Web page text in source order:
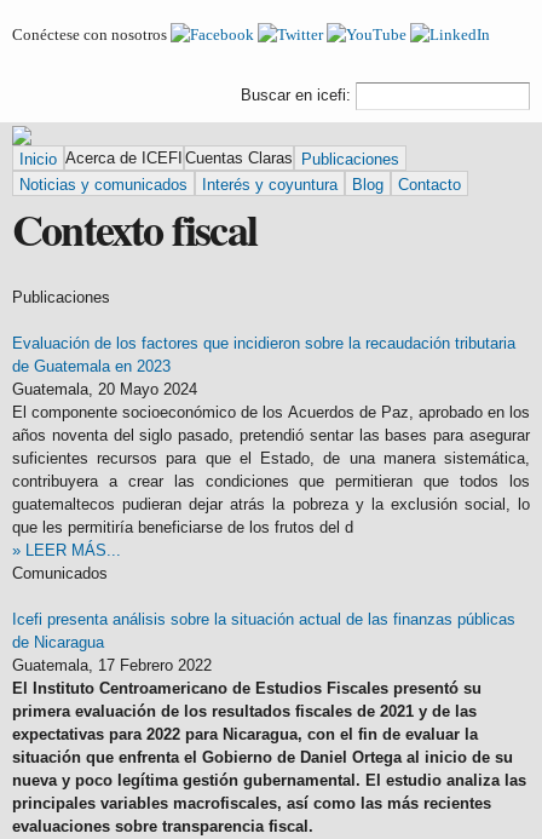
contenido
Conéctese con nosotros
Formulario de
búsqueda
Buscar en icefi:
Inicio Acerca de ICEFI Cuentas Claras Publicaciones
Noticias y comunicados
Interés y coyuntura Blog Contacto
Contexto fiscal
Publicaciones
Evaluación de los factores que incidieron sobre la recaudación tributaria
de Guatemala en 2023
Guatemala, 20 Mayo 2024
El componente socioeconómico de los Acuerdos de Paz, aprobado en los
años noventa del siglo pasado, pretendió sentar las bases para asegurar
suficientes recursos para que el Estado, de una manera sistemática,
contribuyera a crear las condiciones que permitieran que todos los
guatemaltecos pudieran dejar atrás la pobreza y la exclusión social, lo
que les permitiría beneficiarse de los frutos del d
» LEER MÁS...
Comunicados
Icefi presenta análisis sobre la situación actual de las finanzas públicas
de Nicaragua
Guatemala, 17 Febrero 2022
El Instituto Centroamericano de Estudios Fiscales presentó su
primera evaluación de los resultados fiscales de 2021 y de las
expectativas para 2022 para Nicaragua, con el fin de evaluar la
situación que enfrenta el Gobierno de Daniel Ortega al inicio de su
nueva y poco legítima gestión gubernamental. El estudio analiza las
principales variables macrofiscales, así como las más recientes
evaluaciones sobre transparencia fiscal.